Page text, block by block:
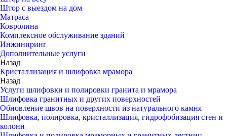
Штор с выездом на дом
Матраса
Ковролина
Комплексное обслуживание зданий
Инжиниринг
Дополнительные услуги
Назад
Кристаллизация и шлифовка мрамора
Назад
Услуги шлифовки и полировки гранита и мрамора
Шлифовка гранитных и других поверхностей
Обновление швов на поверхности из натурального камня
Шлифовка, полировка, кристаллизация, гидрофобизация стен и
колонн